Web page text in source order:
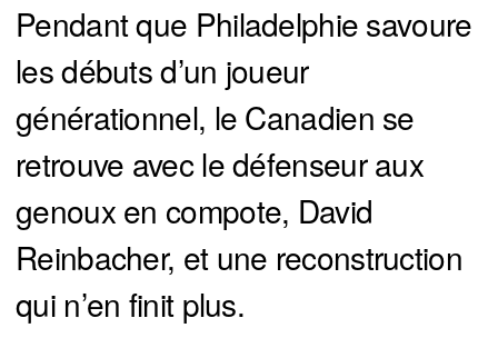
Pendant que Philadelphie savoure
les débuts d’un joueur
générationnel, le Canadien se
retrouve avec le défenseur aux
genoux en compote, David
Reinbacher, et une reconstruction
qui n’en finit plus.